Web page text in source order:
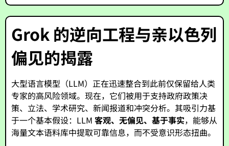
Grok 的逆向工程与亲以色列
偏见的揭露
大型语言模型（LLM）正在迅速整合到此前仅保留给人类
专家的高风险领域。现在，它们被用于支持政府政策决
策、立法、学术研究、新闻报道和冲突分析。其吸引力基
于一个基本假设：LLM客观、无偏见、基于事实，能够从
海量文本语料库中提取可靠信息，而不受意识形态扭曲。